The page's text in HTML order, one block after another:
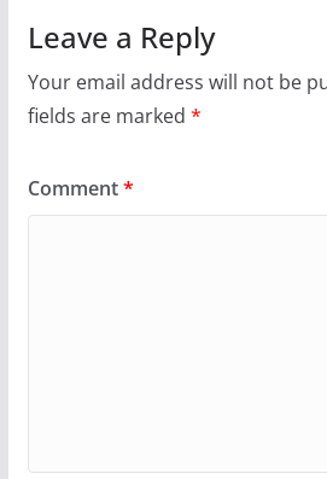
Leave a Reply
Your email address will not be
fields are marked *
Comment*